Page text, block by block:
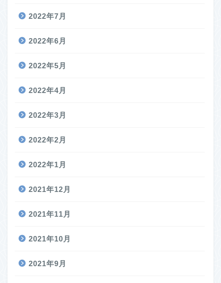
2022年7月
2022年6月
2022年5月
2022年4月
2022年3月
2022年2月
2022年1月
2021年12月
2021年11月
2021年10月
2021年9月